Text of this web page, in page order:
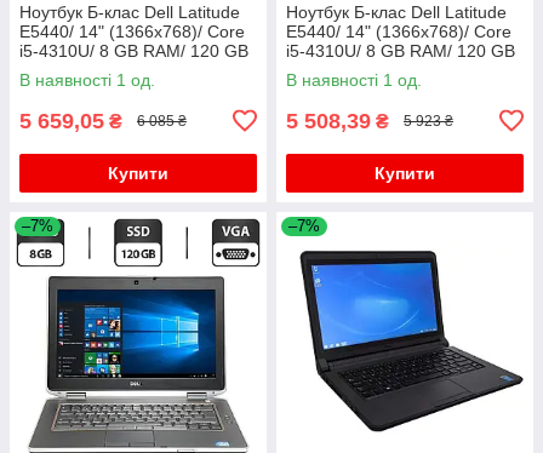
Ноутбук Б-клас Dell Latitude
E5440/ 14" (1366x768)/ Core
i5-4310U/ 8 GB RAM/ 120 GB
SSD/ HD 4400
В наявності 1 од.
5 659,05 ₴ 6 085 ₴
Купити
Ноутбук Б-клас Dell Latitude
E5440/ 14" (1366x768)/ Core
i5-4310U/ 8 GB RAM/ 120 GB
SSD/ HD 4400
В наявності 1 од.
5 508,39 ₴ 5 923 ₴
Купити
–7% –7%